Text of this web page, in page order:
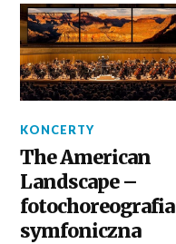
KONCERTY
The American
Landscape –
fotochoreografia
symfoniczna